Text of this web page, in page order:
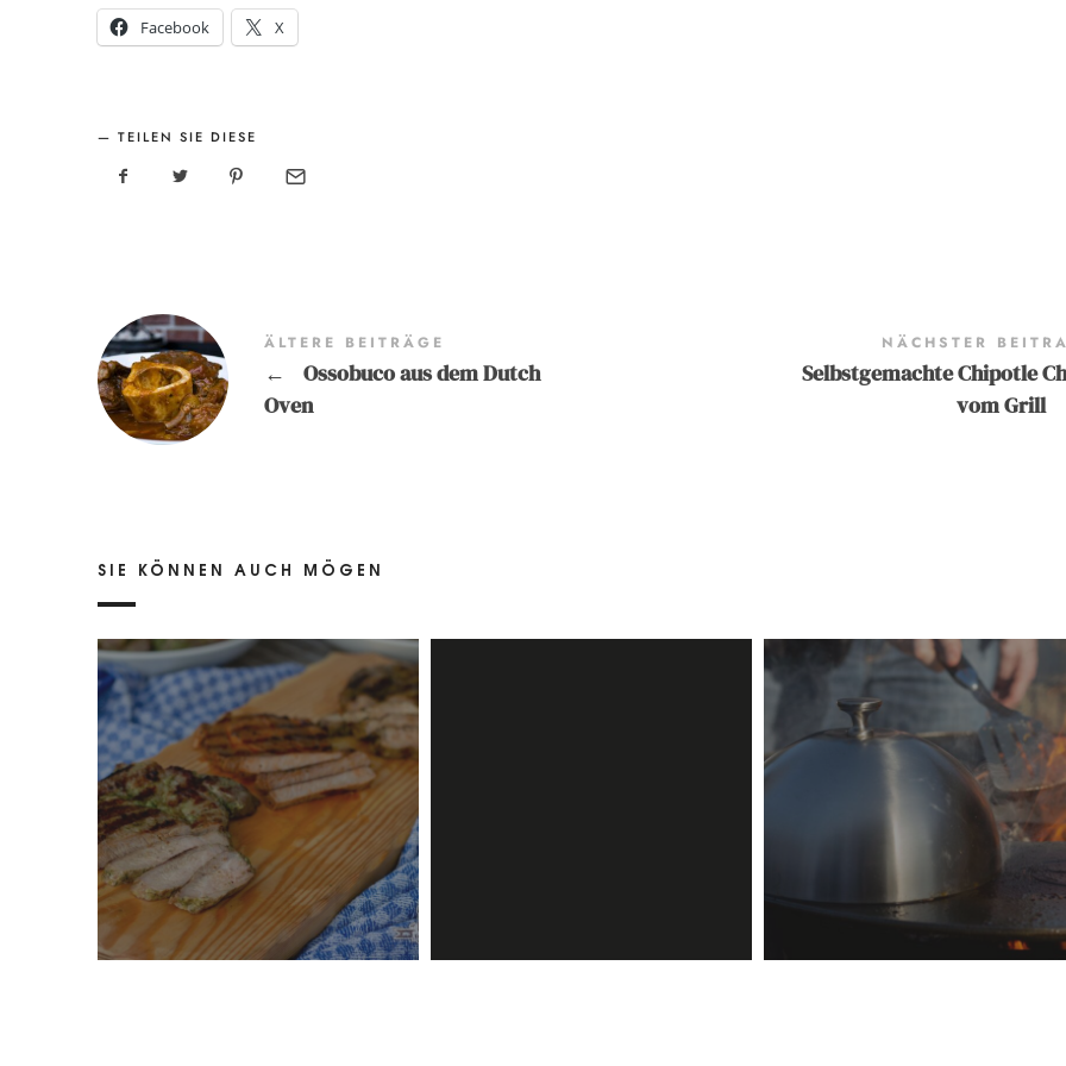
Facebook
X
TEILEN SIE DIESE
ÄLTERE BEITRÄGE
←
Ossobuco aus dem Dutch
Oven
NÄCHSTER
Selbstgemachte Chipotle
vom Grill
SIE KÖNNEN AUCH MÖGEN